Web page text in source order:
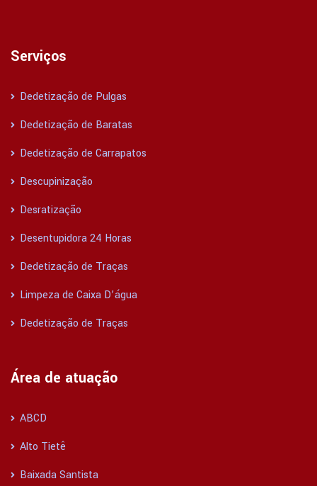
Serviços
Dedetização de Pulgas
Dedetização de Baratas
Dedetização de Carrapatos
Descupinização
Desratização
Desentupidora 24 Horas
Dedetização de Traças
Limpeza de Caixa D’água
Dedetização de Traças
Área de atuação
ABCD
Alto Tietê
Baixada Santista